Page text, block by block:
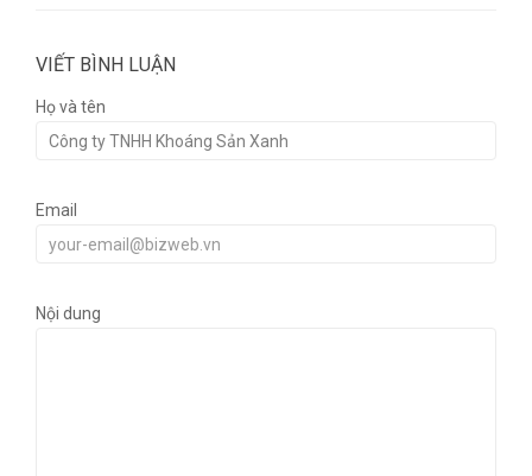
VIẾT BÌNH LUẬN
Họ và tên
Email
Nội dung